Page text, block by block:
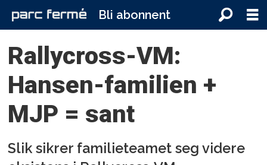
Bli abonnent
Rallycross-VM:
Hansen-familien +
MJP = sant
Slik sikrer familieteamet seg videre